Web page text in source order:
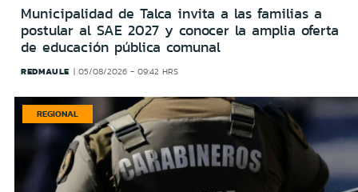
Municipalidad de Talca invita a las familias a
postular al SAE 2027 y conocer la amplia oferta
de educación pública comunal
REDMAULE 05/08/2026 - 09:42 HRS
REGIONAL